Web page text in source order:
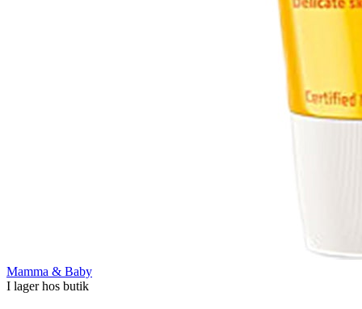
Mamma & Baby
I lager hos butik